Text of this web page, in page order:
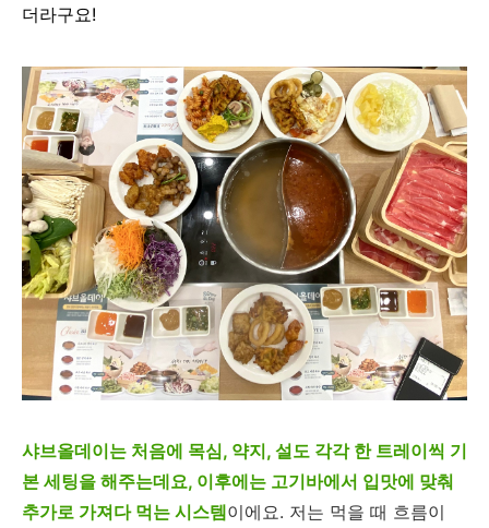
더라구요!
샤브올데이는 처음에 목심, 약지, 설도 각각 한 트레이씩 기
본 세팅을 해주는데요, 이후에는 고기바에서 입맛에 맞춰
추가로 가져다 먹는 시스템이에요. 저는 먹을 때 흐름이